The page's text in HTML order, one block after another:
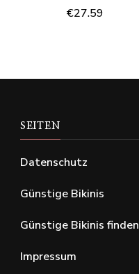
€27.59
SEITEN
Datenschutz
Günstige Bikinis
Günstige Bikinis finden
Impressum